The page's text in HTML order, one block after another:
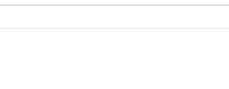
Robert Pattinson et Scarlett